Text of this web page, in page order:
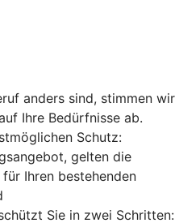
anders sind, stimmen wir
Ihre Bedürfnisse ab.
Schutz:
gelten die
Ihren bestehenden
Sie in zwei Schritten: